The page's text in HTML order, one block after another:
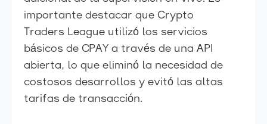
importante destacar que Crypto
Traders League utilizó los servicios
básicos de CPAY a través de una API
abierta, lo que eliminó la necesidad de
costosos desarrollos y evitó las altas
tarifas de transacción.